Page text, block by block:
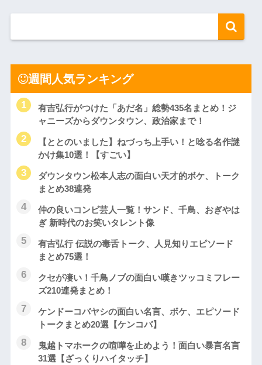
週間人気ランキング
有吉弘行がつけた「あだ名」総勢435名まとめ！ジ
ャニーズからダウンタウン、政治家まで！
【ととのいました】ねづっち上手い！と唸る名作謎
かけ集10選！【すごい】
ダウンタウン松本人志の面白い天才的ボケ、トーク
まとめ38連発
仲の良いコンビ芸人一覧！サンド、千鳥、おぎやは
ぎ 新時代のお笑いタレント像
有吉弘行 伝説の毒舌トーク、人見知りエピソード
まとめ75選！
クセが凄い！千鳥ノブの面白い嘆きツッコミフレー
ズ210連発まとめ！
ケンドーコバヤシの面白い名言、ボケ、エピソード
トークまとめ20選【ケンコバ】
鬼越トマホークの喧嘩を止めよう！面白い暴言名言
31選【ざっくりハイタッチ】